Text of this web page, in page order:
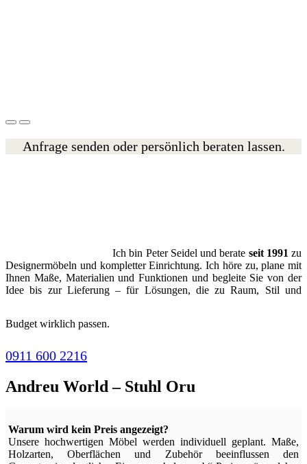
Anfrage senden oder persönlich beraten lassen.
Ich bin Peter Seidel und berate seit 1991 zu
Designermöbeln und kompletter Einrichtung. Ich höre zu, plane mit
Ihnen Maße, Materialien und Funktionen und begleite Sie von der
Idee bis zur Lieferung – für Lösungen, die zu Raum, Stil und
Budget wirklich passen.
0911 600 2216
Andreu World – Stuhl Oru
Warum wird kein Preis angezeigt?
Unsere hochwertigen Möbel werden individuell geplant. Maße,
Holzarten, Oberflächen und Zubehör beeinflussen den